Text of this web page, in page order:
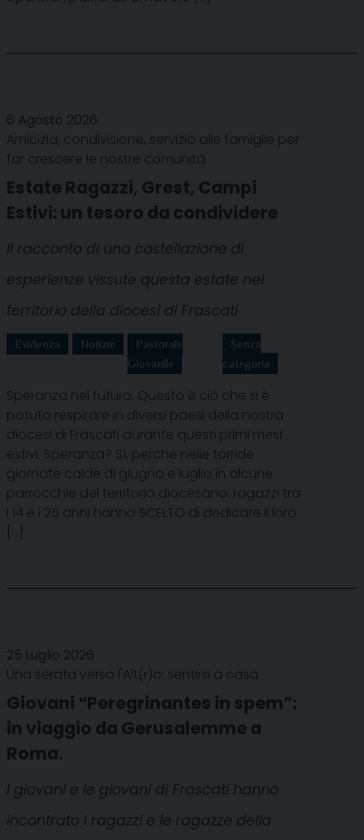
6 Agosto 2026
Amicizia, condivisione, servizio alle famiglie per
far crescere le nostre comunità
Estate Ragazzi, Grest, Campi
Estivi: un tesoro da condividere
Il racconto di una costellazione di
esperienze vissute questa estate nel
territorio della diocesi di Frascati
Evidenza Notizie
Pastorale
Giovanile
Senza
categoria
Speranza nel futuro. Questo è ciò che si è
potuto respirare in diversi paesi della nostra
diocesi di Frascati durante questi primi mesi
estivi. Speranza? Sì, perché nelle torride
giornate calde di giugno e luglio in alcune
parrocchie del territorio diocesano, ragazzi tra
i 14 e i 25 anni hanno SCELTO di dedicare il loro
25 Luglio 2026
Una serata verso l'Alt(r)o: sentirsi a casa
Giovani “Peregrinantes in spem”:
in viaggio da Gerusalemme a
Roma.
I giovani e le giovani di Frascati hanno
incontrato i ragazzi e le ragazze della